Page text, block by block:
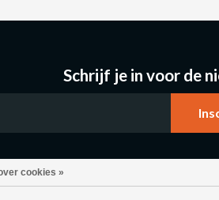
cookies »
Schrijf je in voor de